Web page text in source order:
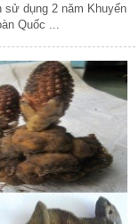
sử dụng 2 năm Khuyến
Quốc ...